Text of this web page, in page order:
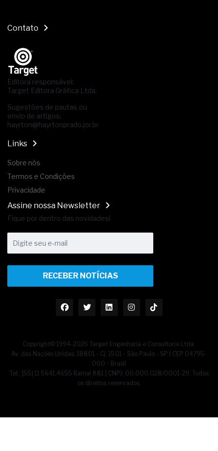
Contato
Editora responsável:
Target Editora Gráfica Ltda.
Sugestões de pautas ou
envio de artigos:
hayrton@hayrtonprado.jor.br
Links
Sobre nós
Termos e Condições
Privacidade
Assine nossa Newsletter
Fique por dentro das novidades!
RECEBER NOTÍCIAS
Copyright© 1994-2026 Target Engenharia e Consultoria Ltda.
Av. das Nações Unidas, 18801 - Cj. 1501 - São Paulo - SP | CEP 04795-
000 - Brasil
Tel.: [55] 11 5641.4655 Ramal 881 | CNPJ: 00.000.028/0001-29. Todos
os direitos reservados.